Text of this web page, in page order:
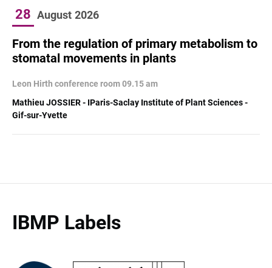
28 August 2026
From the regulation of primary metabolism to
stomatal movements in plants
Leon Hirth conference room 09.15 am
Mathieu JOSSIER - IParis-Saclay Institute of Plant Sciences -
Gif-sur-Yvette
IBMP Labels